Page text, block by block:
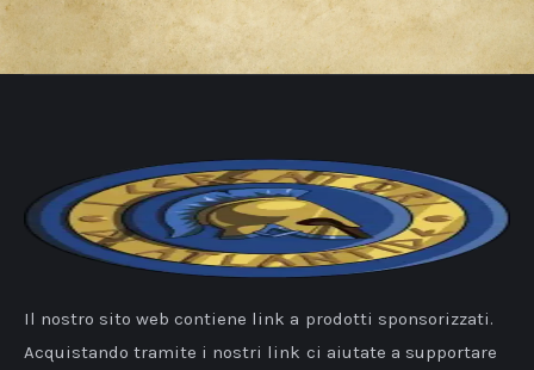
Il nostro sito web contiene link a prodotti sponsorizzati.
Acquistando tramite i nostri link ci aiutate a supportare